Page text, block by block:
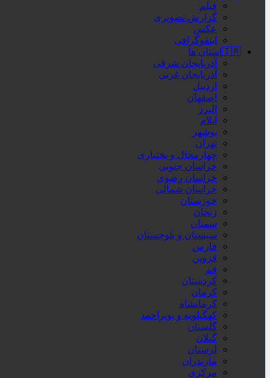
فیلم
گزارش تصویری
عکس
اینفوگرافی
🇮🇷استان ها
آذربایجان شرقی
آذربایجان غربی
اردبیل
اصفهان
البرز
ایلام
بوشهر
تهران
چهارمحال و بختیاری
خراسان جنوبی
خراسان رضوی
خراسان شمالی
خوزستان
زنجان
سمنان
سیستان و بلوچستان
فارس
قزوین
قم
کردستان
کرمان
کرمانشاه
کهگیلویه و بویراحمد
گلستان
گیلان
لرستان
مازندران
مرکزی